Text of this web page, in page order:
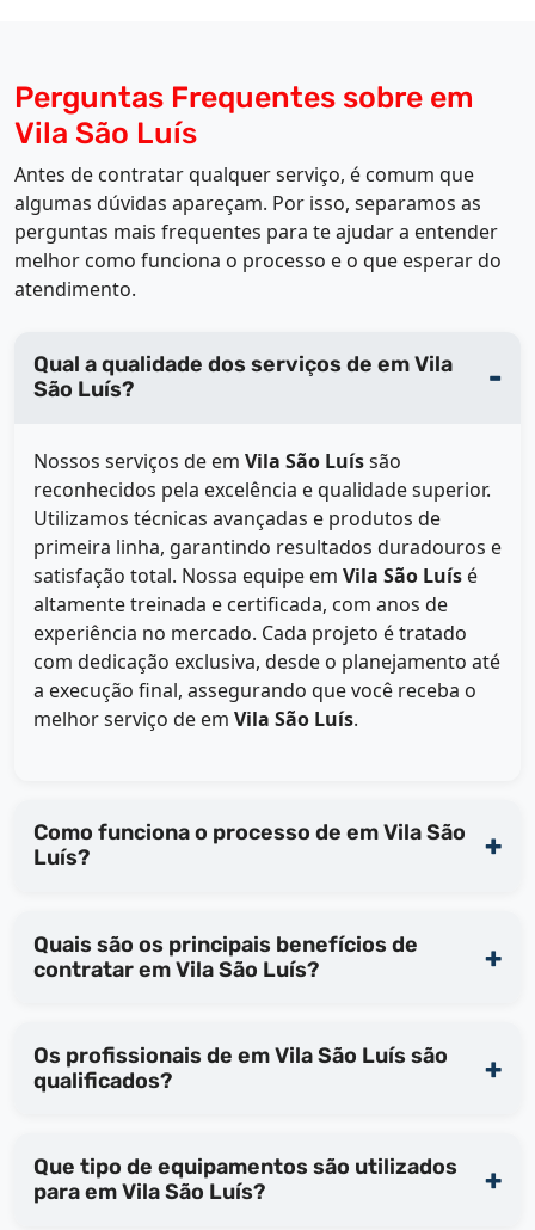
Perguntas Frequentes sobre em
Vila São Luís
Antes de contratar qualquer serviço, é comum que
algumas dúvidas apareçam. Por isso, separamos as
perguntas mais frequentes para te ajudar a entender
melhor como funciona o processo e o que esperar do
atendimento.
Qual a qualidade dos serviços de em Vila
São Luís?
Nossos serviços de em Vila São Luíssão
reconhecidos pela excelência e qualidade superior.
Utilizamos técnicas avançadas e produtos de
primeira linha, garantindo resultados duradouros e
satisfação total. Nossa equipe em Vila São Luís é
altamente treinada e certificada, com anos de
experiência no mercado. Cada projeto é tratado
com dedicação exclusiva, desde o planejamento até
a execução final, assegurando que você receba o
melhor serviço de em Vila São Luís.
Como funciona o processo de em Vila São
Luís?
Quais são os principais benefícios de
contratar em Vila São Luís?
Os profissionais de em Vila São Luís são
qualificados?
Que tipo de equipamentos são utilizados
para em Vila São Luís?